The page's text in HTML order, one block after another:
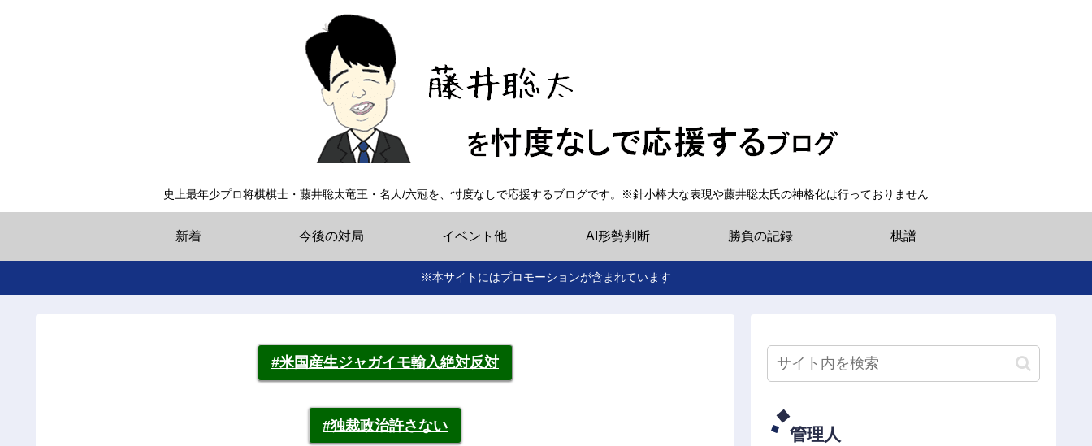
史上最年少プロ将棋棋士・藤井聡太竜王・名人/六冠を、忖度なしで応援するブログです。※針小棒大な表現や藤井聡太氏の神格化は行っておりません
新着 今後の対局 イベント他 AI形勢判断 勝負の記録 棋譜
※本サイトにはプロモーションが含まれています
#米国産生ジャガイモ輸入絶対反対
#独裁政治許さない 管理人